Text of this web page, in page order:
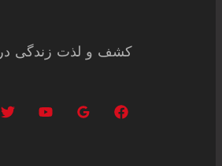
کشف و لذت زندگی در